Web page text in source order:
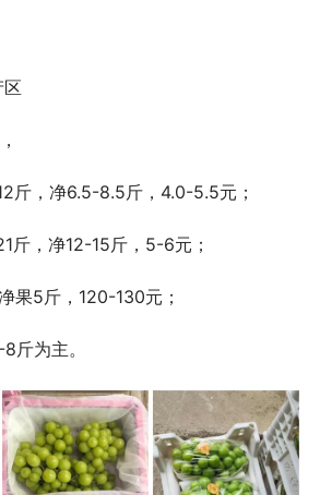
斤，净6.5-8.5斤，4.0-5.5元；
斤，净12-15斤，5-6元；
果5斤，120-130元；
斤为主。